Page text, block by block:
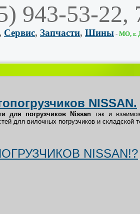
943-53-22,
Сервис, Запчасти, Шины - МО, г.
NISSAN.
для погрузчиков Nissanтак и
для вилочных погрузчиков и складской
NISSAN!?